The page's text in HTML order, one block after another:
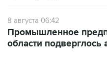
8 августа 06:42
Промышленное
области